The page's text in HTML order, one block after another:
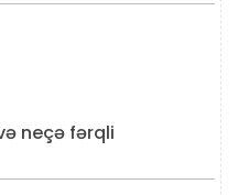
neçə fərqli